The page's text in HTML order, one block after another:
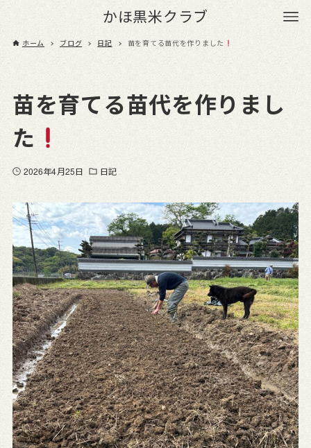
かほ黒米クラブ
ホーム ブログ 日記 苗を育てる苗代を作りました
苗を育てる苗代を作りまし
た
2026年4月25日 日記